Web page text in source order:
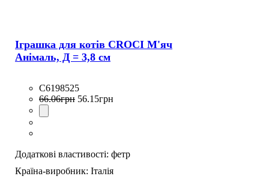
Іграшка для котів CROCI М'яч
Анімаль, Д = 3,8 см
C6198525
66.06грн 56.15грн
Додаткові властивості: фетр
Країна-виробник: Італія